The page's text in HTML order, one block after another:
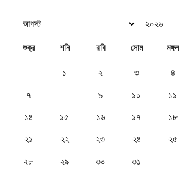
শুক্র শনি রবি সোম মঙ্গল
১ ২ ৩ ৪
৭ ৯ ১০ ১১
১৪ ১৫ ১৬ ১৭ ১৮
২১ ২২ ২৩ ২৪ ২৫
২৮ ২৯ ৩০ ৩১